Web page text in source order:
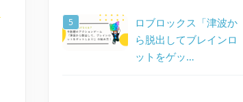
ロブロックス「津波か
ら脱出してブレインロ
ットをゲッ…